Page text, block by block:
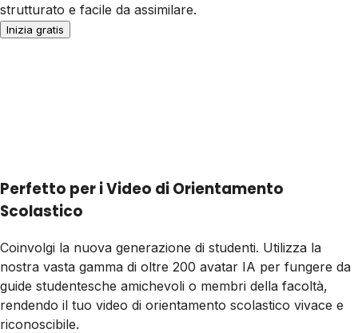
strutturato e facile da assimilare.
Inizia gratis
Perfetto per i Video di Orientamento
Scolastico
Coinvolgi la nuova generazione di studenti. Utilizza la
nostra vasta gamma di oltre 200 avatar IA per fungere da
guide studentesche amichevoli o membri della facoltà,
rendendo il tuo video di orientamento scolastico vivace e
riconoscibile.